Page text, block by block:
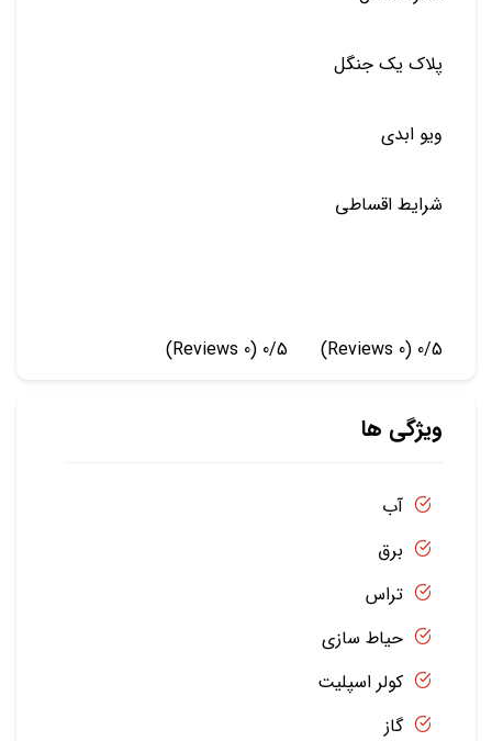
پلاک یک جنگل
ویو ابدی
شرایط اقساطی
0/5
(0 Reviews)
0/5
(0 Reviews)
ویژگی ها
آب
برق
تراس
حیاط سازی
کولر اسپلیت
گاز